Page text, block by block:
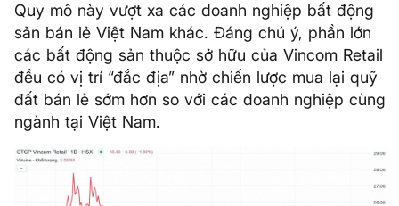
Quy mô này vượt xa các doanh nghiệp bất động
sản bán lẻ Việt Nam khác. Đáng chú ý, phần lớn
các bất động sản thuộc sở hữu của Vincom Retail
đều có vị trí “đắc địa” nhờ chiến lược mua lại quỹ
đất bán lẻ sớm hơn so với các doanh nghiệp cùng
ngành tại Việt Nam.